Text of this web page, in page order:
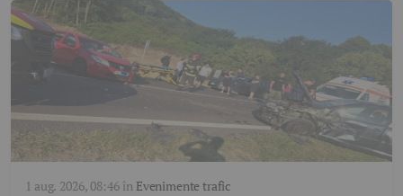
1 aug. 2026, 08:46în Evenimente trafic